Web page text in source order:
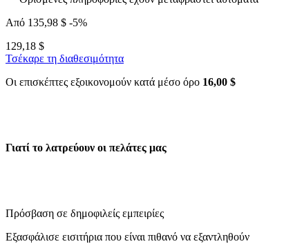
Από 135,98 $ -5%
129,18 $
Τσέκαρε τη διαθεσιμότητα
Οι επισκέπτες εξοικονομούν κατά μέσο όρο 16,00 $
Γιατί το λατρεύουν οι πελάτες μας
Πρόσβαση σε δημοφιλείς εμπειρίες
Εξασφάλισε εισιτήρια που είναι πιθανό να εξαντληθούν